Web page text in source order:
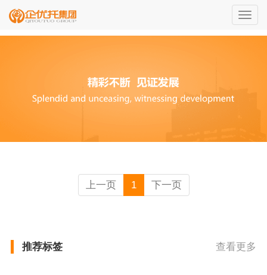
切
上一页 1 下一页
推荐标签 查看更多